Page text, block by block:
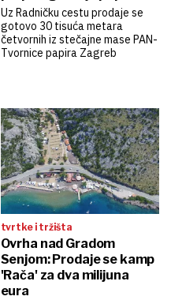
Uz Radničku cestu prodaje se
gotovo 30 tisuća metara
četvornih iz stečajne mase PAN-
Tvornice papira Zagreb
tvrtke i tržišta
Ovrha nad Gradom
Senjom: Prodaje se kamp
'Rača' za dva milijuna
eura